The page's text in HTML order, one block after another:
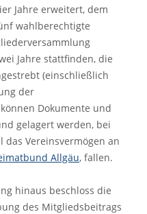
Jahre erweitert, dem
wahlberechtigte
Jahre stattfinden, die
(einschließlich
der
Dokumente und
gelagert werden, bei
das Vereinsvermögen an
Allgäu, fallen.
hinaus beschloss die
des Mitgliedsbeitrags